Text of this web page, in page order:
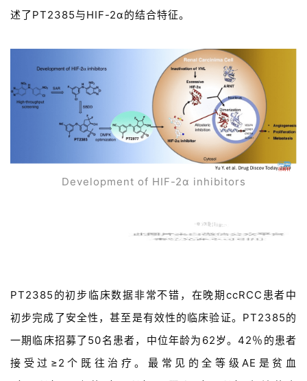
述了PT2385与HIF-2α的结合特征。
Development of HIF-2α inhibitors
HIF-2α别构抑制剂的改进
PT2385的初步临床数据非常不错，在晚期ccRCC患者中
初步完成了安全性，甚至是有效性的临床验证。PT2385的
一期临床招募了50名患者，中位年龄为62岁。42％的患者
接受过≥2个既往治疗。最常见的全等级AE是贫血